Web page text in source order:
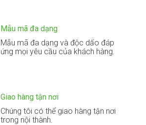
Mẫu mã đa dạng
Mẫu mã đa dạng và độc dấo đáp
ứng mọi yêu cầu của khách hàng.
Giao hàng tận nơi
Chúng tôi có thể giao hàng tận nơi
trong nội thành.